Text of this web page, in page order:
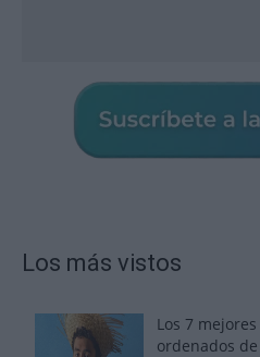
Los más vistos
Los 7
ordenados